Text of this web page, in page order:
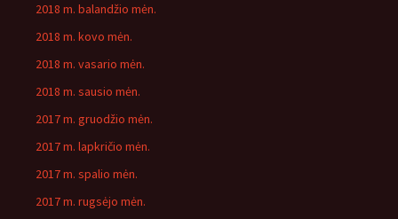
2018 m. balandžio mėn.
2018 m. kovo mėn.
2018 m. vasario mėn.
2018 m. sausio mėn.
2017 m. gruodžio mėn.
2017 m. lapkričio mėn.
2017 m. spalio mėn.
2017 m. rugsėjo mėn.